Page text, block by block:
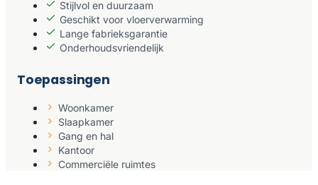
Stijlvol en duurzaam
Geschikt voor vloerverwarming
Lange fabrieksgarantie
Onderhoudsvriendelijk
Toepassingen
Woonkamer
Slaapkamer
Gang en hal
Kantoor
Commerciële ruimtes